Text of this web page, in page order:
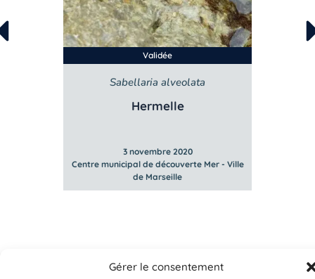
Gérer le consentement
Validée
Sabellaria alveolata
Hermelle
3 novembre 2020
Centre municipal de découverte Mer - Ville
de Marseille